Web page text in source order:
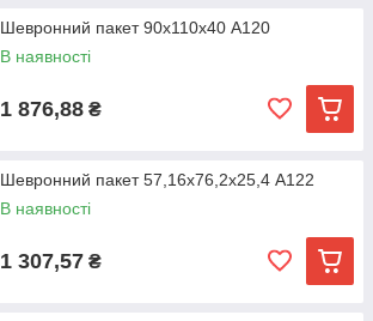
Шевронний пакет 90х110х40 A120
В наявності
1 876,88 ₴
Шевронний пакет 57,16х76,2х25,4 A122
В наявності
1 307,57 ₴